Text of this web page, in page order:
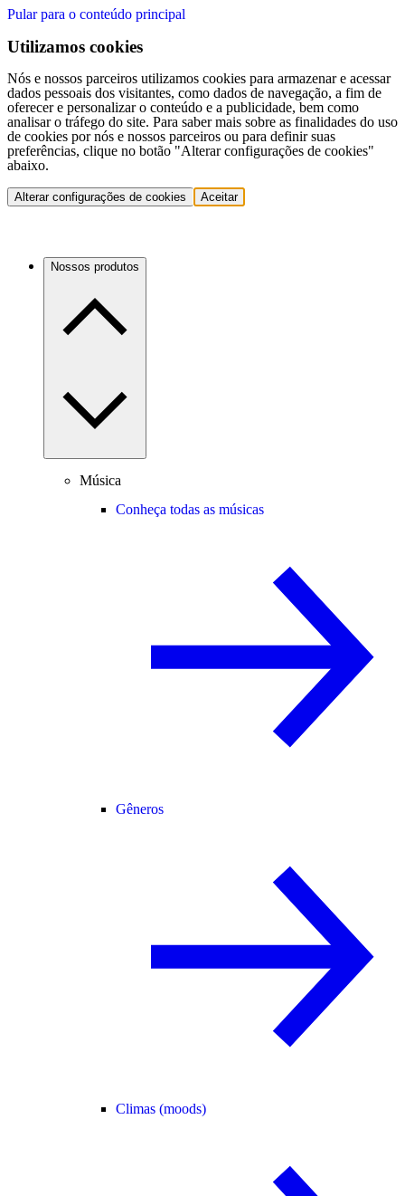
Pular para o conteúdo principal
Utilizamos cookies
Nós e nossos parceiros utilizamos cookies para armazenar e acessar
dados pessoais dos visitantes, como dados de navegação, a fim de
oferecer e personalizar o conteúdo e a publicidade, bem como
analisar o tráfego do site. Para saber mais sobre as finalidades do uso
de cookies por nós e nossos parceiros ou para definir suas
preferências, clique no botão "Alterar configurações de cookies"
abaixo.
Alterar configurações de cookies Aceitar
Nossos produtos
Música
Conheça todas as músicas
Gêneros
Climas (moods)